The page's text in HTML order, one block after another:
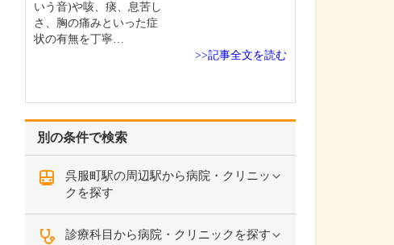
別の条件で検索
呉服町駅の周辺駅から病院・クリニッ
クを探す
診療科目から病院・クリニックを探す
いう音)や咳、痰、息苦し
さ、胸の痛みといった症
状の有無を丁寧…
>>記事全文を読む